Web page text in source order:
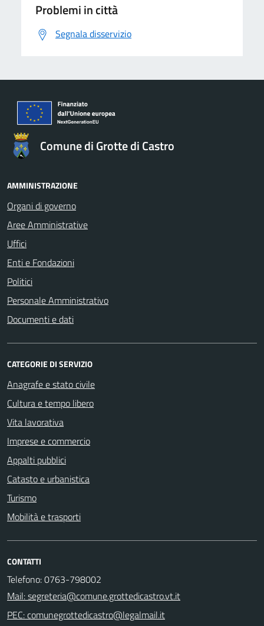
Problemi in città
Segnala disservizio
Comune di Grotte di Castro
AMMINISTRAZIONE
Organi di governo
Aree Amministrative
Uffici
Enti e Fondazioni
Politici
Personale Amministrativo
Documenti e dati
CATEGORIE DI SERVIZIO
Anagrafe e stato civile
Cultura e tempo libero
Vita lavorativa
Imprese e commercio
Appalti pubblici
Catasto e urbanistica
Turismo
Mobilità e trasporti
CONTATTI
Telefono: 0763-798002
Mail: segreteria@comune.grottedicastro.vt.it
PEC: comunegrottedicastro@legalmail.it